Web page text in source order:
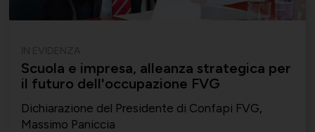
Scuola e impresa, alleanza strategica per
il futuro dell'occupazione FVG
Dichiarazione del Presidente di Confapi FVG,
Massimo Paniccia
Comunicati Stampa
Turismo e Cultura
Affari generali